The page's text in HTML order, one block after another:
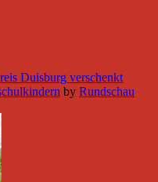
Duisburg verschenkt
by Rundschau